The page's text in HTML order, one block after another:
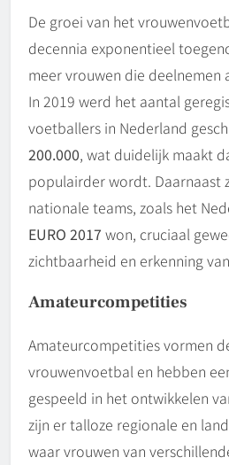
De groei van het
decennia exponentieel
meer vrouwen die deelnemen
In 2019 werd het aantal
voetballers in Nederland
200.000, wat duidelijk maakt
populairder wordt. Daarnaast
nationale teams, zoals het
EURO 2017 won, cruciaal
zichtbaarheid en erkenning
Amateurcompetities
Amateurcompetities vormen
vrouwenvoetbal en hebben
gespeeld in het ontwikkelen
zijn er talloze regionale en
waar vrouwen van